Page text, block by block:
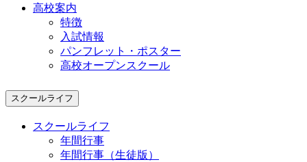
高校案内
特徴
入試情報
パンフレット・ポスター
高校オープンスクール
スクールライフ
スクールライフ
年間行事
年間行事（生徒版）